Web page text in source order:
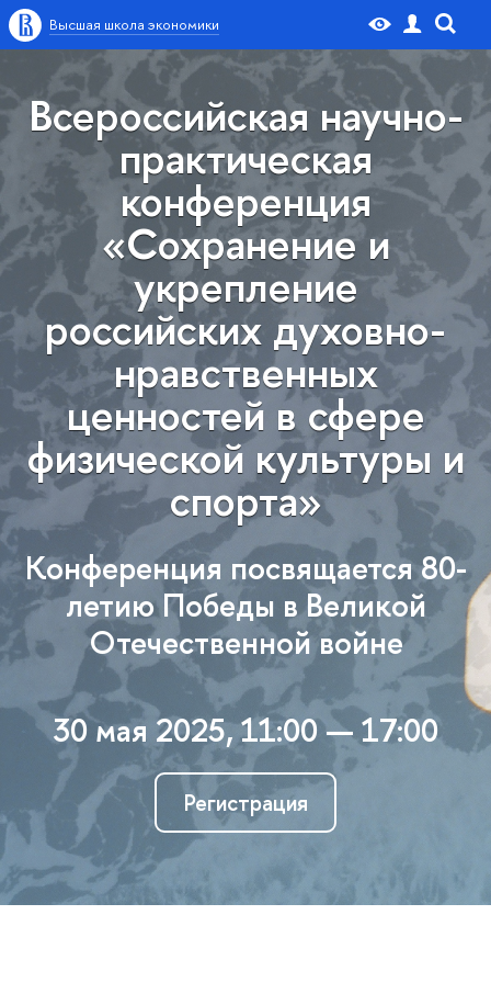
ысшая школа экономики
сероссийская научно-
практическая
конференция
«Сохранение и
укрепление
российских духовно-
нравственных
ценностей в сфере
физической культуры и
спорта»
Конференция посвящается 80-
летию Победы в Великой
Отечественной войне
30 мая 2025, 11:00 — 17:00
Регистрация